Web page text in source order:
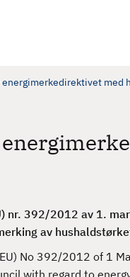
energimerkedirektivet med
nr. 392/2012 av 1.
av
No 392/2012 of 1
with regard to